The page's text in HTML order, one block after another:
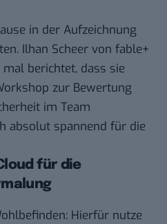
in der Aufzeichnung
Ilhan Scheer von fable+
berichtet, dass sie
zur Bewertung
im Team
absolut spannend für die
für die
Hierfür nutze